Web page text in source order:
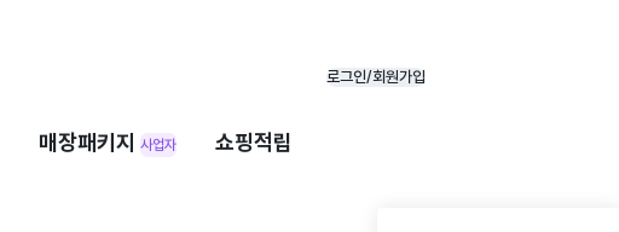
로그인/회원가입
매장패키지 사업자 쇼핑적립